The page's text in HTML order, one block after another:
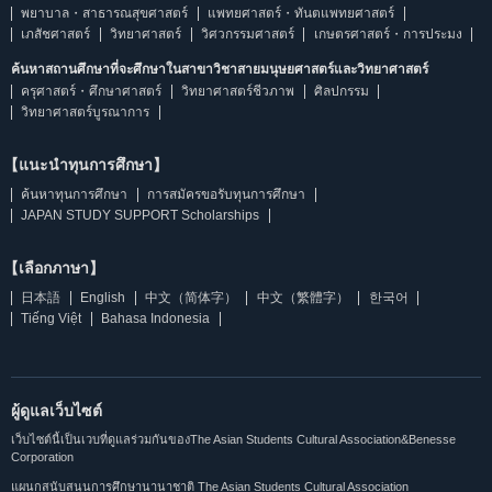
พยาบาล・สาธารณสุขศาสตร์
แพทยศาสตร์・ทันตแพทยศาสตร์
เภสัชศาสตร์
วิทยาศาสตร์ วิศวกรรมศาสตร์ เกษตรศาสตร์・การประมง
ค้นหาสถานศึกษาที่จะศึกษาในสาขาวิชาสายมนุษยศาสตร์และวิทยาศาสตร์
ครุศาสตร์・ศึกษาศาสตร์
วิทยาศาสตร์ชีวภาพ
ศิลปกรรม
วิทยาศาสตร์บูรณาการ
【แนะนำทุนการศึกษา】
ค้นหาทุนการศึกษา
การสมัครขอรับทุนการศึกษา
JAPAN STUDY SUPPORT Scholarships
【เลือกภาษา】
日本語 English 中文（简体字） 中文（繁體字）
한국어
Tiếng Việt
Bahasa Indonesia
ผู้ดูแลเว็บไซต์
เว็บไซต์นี้เป็นเวบที่ดูแลร่วมกันของThe Asian Students Cultural Association&Benesse
Corporation
แผนกสนับสนุนการศึกษานานาชาติ The Asian Students Cultural Association